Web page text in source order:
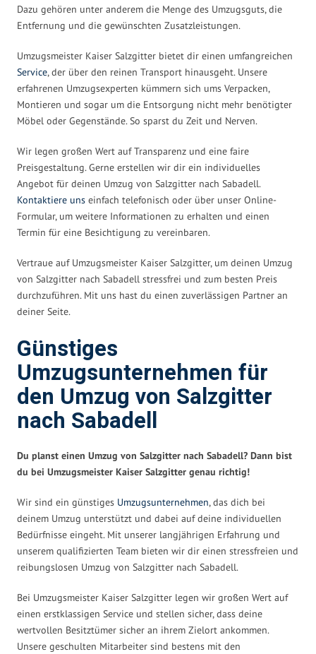
Dazu gehören unter anderem die Menge des Umzugsguts, die
Entfernung und die gewünschten Zusatzleistungen.
Umzugsmeister Kaiser Salzgitter bietet dir einen umfangreichen
Service, der über den reinen Transport hinausgeht. Unsere
erfahrenen Umzugsexperten kümmern sich ums Verpacken,
Montieren und sogar um die Entsorgung nicht mehr benötigter
Möbel oder Gegenstände. So sparst du Zeit und Nerven.
Wir legen großen Wert auf Transparenz und eine faire
Preisgestaltung. Gerne erstellen wir dir ein individuelles
Angebot für deinen Umzug von Salzgitter nach Sabadell.
Kontaktiere uns einfach telefonisch oder über unser Online-
Formular, um weitere Informationen zu erhalten und einen
Termin für eine Besichtigung zu vereinbaren.
Vertraue auf Umzugsmeister Kaiser Salzgitter, um deinen Umzug
von Salzgitter nach Sabadell stressfrei und zum besten Preis
durchzuführen. Mit uns hast du einen zuverlässigen Partner an
deiner Seite.
Günstiges
Umzugsunternehmen für
den Umzug von Salzgitter
nach Sabadell
Du planst einen Umzug von Salzgitter nach Sabadell? Dann bist
du bei Umzugsmeister Kaiser Salzgitter genau richtig!
Wir sind ein günstiges Umzugsunternehmen, das dich bei
deinem Umzug unterstützt und dabei auf deine individuellen
Bedürfnisse eingeht. Mit unserer langjährigen Erfahrung und
unserem qualifizierten Team bieten wir dir einen stressfreien und
reibungslosen Umzug von Salzgitter nach Sabadell.
Bei Umzugsmeister Kaiser Salzgitter legen wir großen Wert auf
einen erstklassigen Service und stellen sicher, dass deine
wertvollen Besitztümer sicher an ihrem Zielort ankommen.
Unsere geschulten Mitarbeiter sind bestens mit den